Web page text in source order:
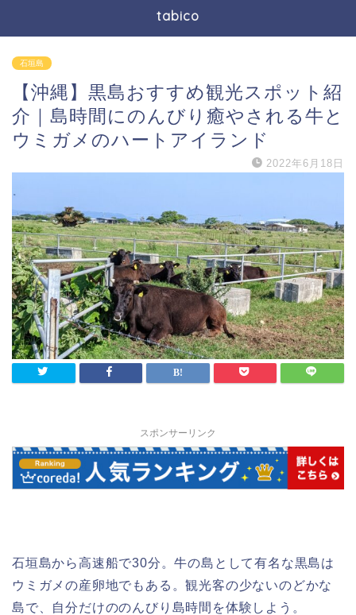
tabico
石垣島
【沖縄】黒島おすすめ観光スポット紹
介｜島時間にのんびり癒やされる牛と
ウミガメのハートアイランド
2022年6月18日
スポンサーリンク
石垣島から高速船で30分。牛の島として有名な黒島は
ウミガメの産卵地でもある。観光客の少ないのどかな
島で、自分だけののんびり島時間を体験しよう。